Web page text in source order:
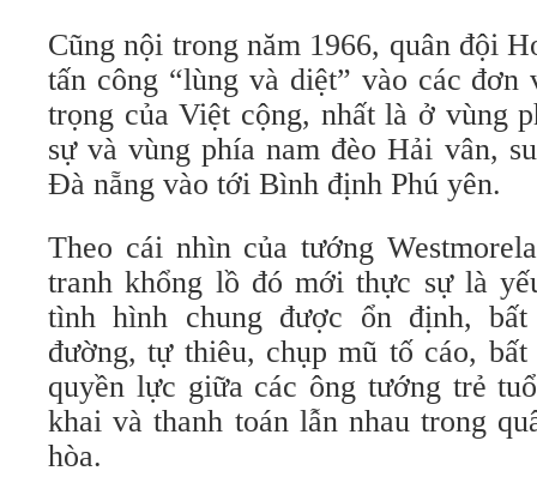
Cũng nội trong năm 1966, quân đội
tấn công “lùng và diệt” vào các
trọng của Việt cộng, nhất là ở vùng
sự và vùng phía nam đèo Hải vân,
Đà nẵng vào tới Bình định Phú yên.
Theo cái nhìn của tướng
tranh khổng lồ đó mới thực sự là
tình hình chung được ổn định,
đường, tự thiêu, chụp mũ tố cáo,
quyền lực giữa các ông tướng trẻ
khai và thanh toán lẫn nhau trong
hòa.